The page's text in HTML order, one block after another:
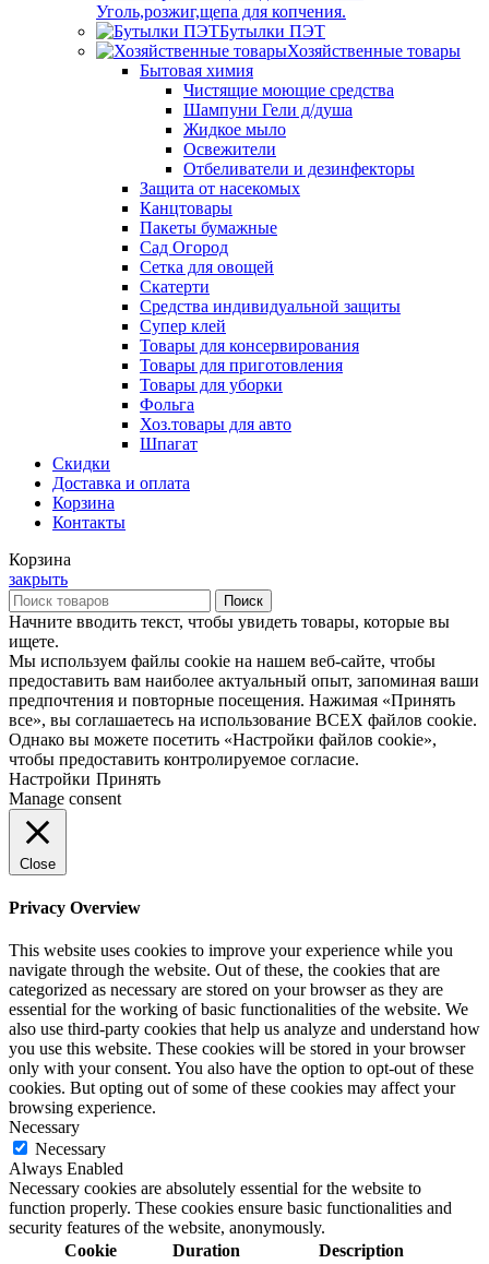
Уголь,розжиг,щепа для копчения.
Бутылки ПЭТ
Хозяйственные товары
Бытовая химия
Чистящие моющие средства
Шампуни Гели д/душа
Жидкое мыло
Освежители
Отбеливатели и дезинфекторы
Защита от насекомых
Канцтовары
Пакеты бумажные
Сад Огород
Сетка для овощей
Скатерти
Средства индивидуальной защиты
Супер клей
Товары для консервирования
Товары для приготовления
Товары для уборки
Фольга
Хоз.товары для авто
Шпагат
Скидки
Доставка и оплата
Корзина
Контакты
Корзина
закрыть
Поиск
Начните вводить текст, чтобы увидеть товары, которые вы
ищете.
Мы используем файлы cookie на нашем веб-сайте, чтобы
предоставить вам наиболее актуальный опыт, запоминая ваши
предпочтения и повторные посещения. Нажимая «Принять
все», вы соглашаетесь на использование ВСЕХ файлов cookie.
Однако вы можете посетить «Настройки файлов cookie»,
чтобы предоставить контролируемое согласие.
Настройки Принять
Manage consent
Close
Privacy Overview
This website uses cookies to improve your experience while you
navigate through the website. Out of these, the cookies that are
categorized as necessary are stored on your browser as they are
essential for the working of basic functionalities of the website. We
also use third-party cookies that help us analyze and understand how
you use this website. These cookies will be stored in your browser
only with your consent. You also have the option to opt-out of these
cookies. But opting out of some of these cookies may affect your
browsing experience.
Necessary
Necessary
Always Enabled
Necessary cookies are absolutely essential for the website to
function properly. These cookies ensure basic functionalities and
security features of the website, anonymously.
Cookie
Duration Description